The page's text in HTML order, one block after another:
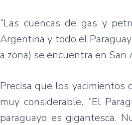
“Las cuencas de gas y
Argentina y todo el
a zona) se encuentra en San
Precisa que los
muy considerable. “El
paraguayo es gigantesca.